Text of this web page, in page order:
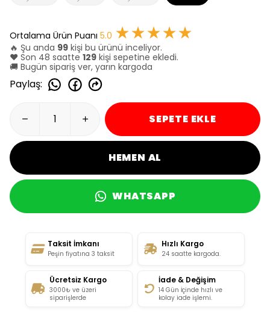
Ortalama Ürün Puanı 5.0 ★★★★★
🔥 Şu anda 99 kişi bu ürünü inceliyor.
❤️ Son 48 saatte 129 kişi sepetine ekledi.
🚚 Bugün sipariş ver, yarın kargoda
Paylaş:
SEPETE EKLE
HEMEN AL
WHATSAPP
Taksit İmkanı
Peşin fiyatına 3 taksit
Hızlı Kargo
24 saatte kargoda.
Ücretsiz Kargo
3000₺ ve üzeri
siparişlerde
İade & Değişim
14 Gün İçinde hızlı ve
kolay iade işlemi.